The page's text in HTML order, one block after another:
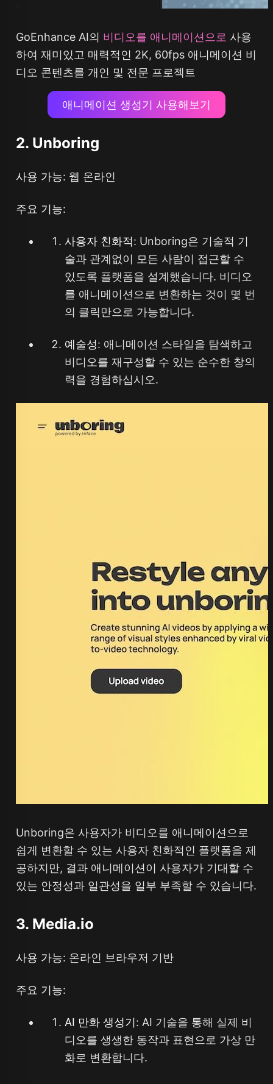
GoEnhance AI의 비디오를 애니메이션으로 사용
하여 재미있고 매력적인 2K, 60fps 애니메이션 비
디오 콘텐츠를 개인 및 전문 프로젝트
애니메이션 생성기 사용해보기
2. Unboring
사용 가능: 웹 온라인
주요 기능:
사용자 친화적: Unboring은 기술적 기
술과 관계없이 모든 사람이 접근할 수
있도록 플랫폼을 설계했습니다. 비디오
를 애니메이션으로 변환하는 것이 몇 번
의 클릭만으로 가능합니다.
예술성: 애니메이션 스타일을 탐색하고
비디오를 재구성할 수 있는 순수한 창의
력을 경험하십시오.
Unboring은 사용자가 비디오를 애니메이션으로
쉽게 변환할 수 있는 사용자 친화적인 플랫폼을 제
공하지만, 결과 애니메이션이 사용자가 기대할 수
있는 안정성과 일관성을 일부 부족할 수 있습니다.
3. Media.io
사용 가능: 온라인 브라우저 기반
주요 기능:
AI 만화 생성기: AI 기술을 통해 실제 비
디오를 생생한 동작과 표현으로 가상 만
화로 변환합니다.